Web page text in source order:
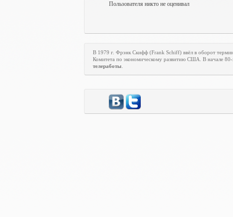
Пользователя никто не оценивал
В 1979 г. Фрэнк Скифф (Frank Schiff) ввёл в оборот
Комитета по экономическому развитию США. В начале 80-
телеработы